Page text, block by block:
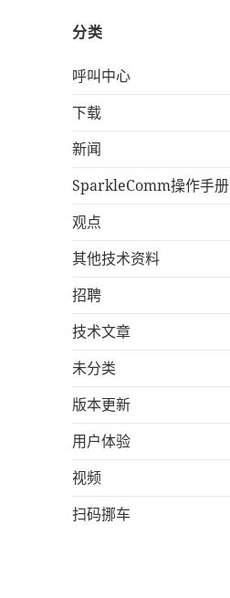
分类
呼叫中心
下载
新闻
SparkleComm操作手册
观点
其他技术资料
招聘
技术文章
未分类
版本更新
用户体验
视频
扫码挪车